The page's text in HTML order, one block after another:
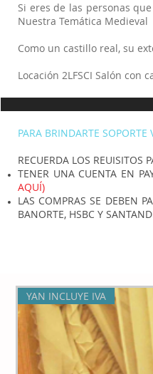
Si eres de las personas
Nuestra Temática Medieval
Como un castillo real, su
Locación 2LFSCI Salón con
PARA BRINDARTE
RECUERDA LOS REUISITOS
TENER UNA CUENTA EN
AQUÍ)
LAS COMPRAS SE DEBEN
BANORTE, HSBC Y
YAN INCLUYE IVA